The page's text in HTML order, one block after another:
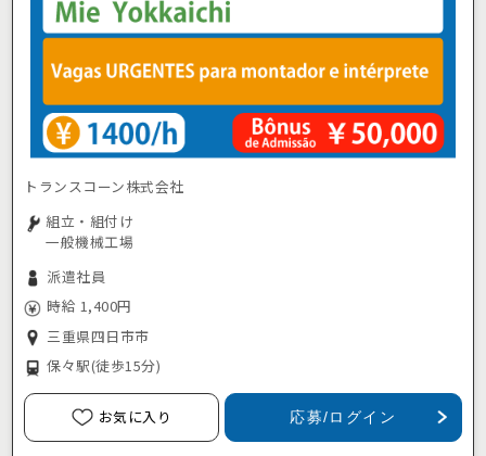
トランスコーン株式会社
組立・組付け
一般機械工場
派遣社員
時給 1,400円
三重県四日市市
保々駅(徒歩15分)
お気に入り 応募/ログイン